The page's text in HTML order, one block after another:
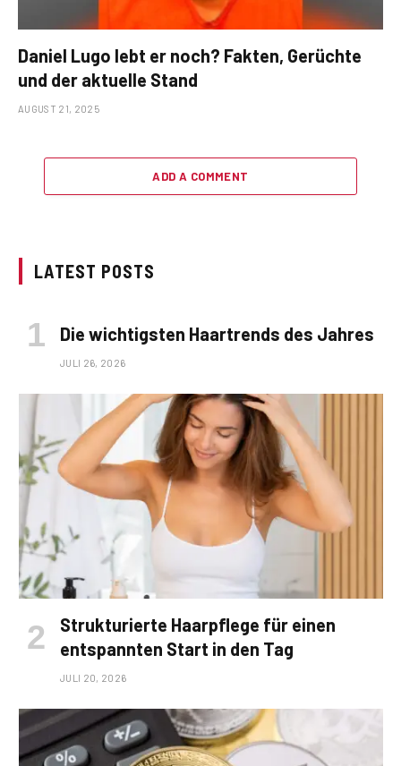
Daniel Lugo lebt er noch? Fakten, Gerüchte
und der aktuelle Stand
AUGUST 21, 2025
ADD A COMMENT
LATEST POSTS
Die wichtigsten Haartrends des Jahres
JULI 26, 2026
Strukturierte Haarpflege für einen
entspannten Start in den Tag
JULI 20, 2026